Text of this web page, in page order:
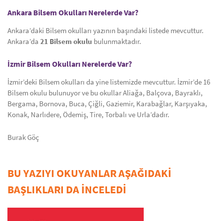
Ankara Bilsem Okulları Nerelerde Var?
Ankara’daki Bilsem okulları yazının başındaki listede mevcuttur.
Ankara’da 21 Bilsem okulu bulunmaktadır.
İzmir Bilsem Okulları Nerelerde Var?
İzmir’deki Bilsem okulları da yine listemizde mevcuttur. İzmir’de 16
Bilsem okulu bulunuyor ve bu okullar Aliağa, Balçova, Bayraklı,
Bergama, Bornova, Buca, Çiğli, Gaziemir, Karabağlar, Karşıyaka,
Konak, Narlıdere, Ödemiş, Tire, Torbalı ve Urla’dadır.
Burak Göç
BU YAZIYI OKUYANLAR AŞAĞIDAKİ
BAŞLIKLARI DA İNCELEDİ